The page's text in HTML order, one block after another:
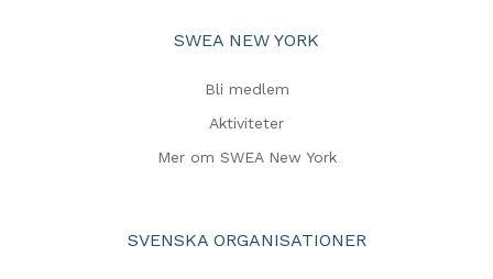
SWEA NEW YORK
Bli medlem
Aktiviteter
Mer om SWEA New York
SVENSKA ORGANISATIONER